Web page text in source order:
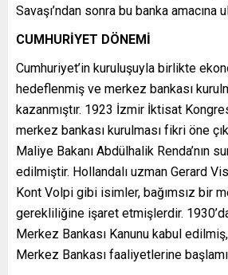
Savaşı’ndan sonra bu banka amacına
CUMHURİYET DÖNEMİ
Cumhuriyet’in kuruluşuyla birlikte
hedeflenmiş ve merkez bankası
kazanmıştır. 1923 İzmir İktisat
merkez bankası kurulması fikri öne
Maliye Bakanı Abdülhalik Renda’nın
edilmiştir. Hollandalı uzman Gerard
Kont Volpi gibi isimler, bağımsız bir
gerekliliğine işaret etmişlerdir.
Merkez Bankası Kanunu kabul
Merkez Bankası faaliyetlerine